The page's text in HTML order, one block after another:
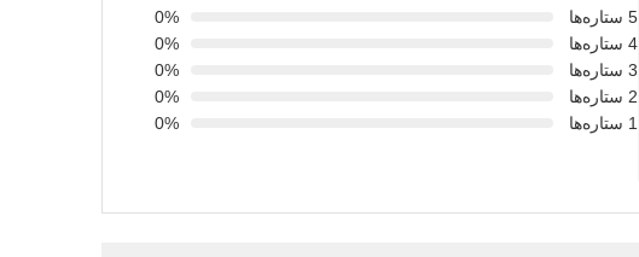
5 ستاره‌ها
0%
4 ستاره‌ها
0%
3 ستاره‌ها
0%
2 ستاره‌ها
0%
1 ستاره‌ها
0%